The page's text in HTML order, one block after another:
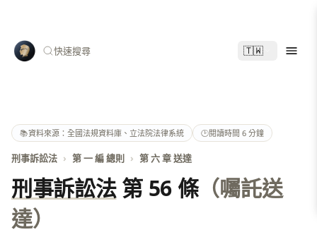
快速搜尋 🇹🇼
📚資料來源：全國法規資料庫、立法院法律系統 🕑閱讀時間 6 分鐘
刑事訴訟法 › 第 一 編 總則 › 第 六 章 送達
刑事訴訟法第 56 條（囑託送
達）